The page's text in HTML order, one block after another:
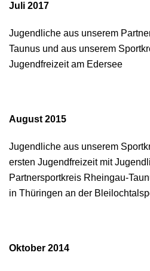
Juli 2017
Jugendliche aus unserem
Taunus und aus unserem
Jugendfreizeit am Edersee
August 2015
Jugendliche aus unserem
ersten Jugendfreizeit mit
Partnersportkreis Rheingau-
in Thüringen an der
Oktober 2014